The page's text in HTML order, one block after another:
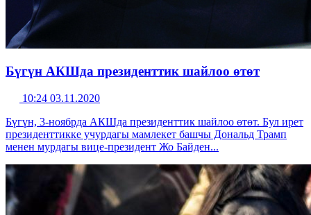
Бүгүн АКШда президенттик шайлоо өтөт
10:24 03.11.2020
Бүгүн, 3-ноябрда АКШда президенттик шайлоо өтөт. Бул ирет
президенттикке учурдагы мамлекет башчы Дональд Трамп
менен мурдагы вице-президент Жо Байден...